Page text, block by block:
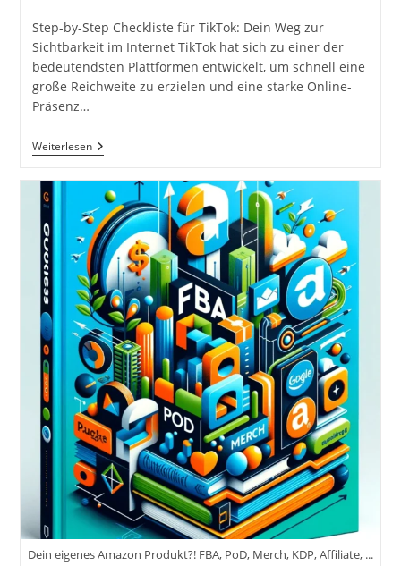
Step-by-Step Checkliste für TikTok: Dein Weg zur
Sichtbarkeit im Internet TikTok hat sich zu einer der
bedeutendsten Plattformen entwickelt, um schnell eine
große Reichweite zu erzielen und eine starke Online-
Präsenz…
WeiterlesenStep-
By-
Checkliste
Für
TikTok.
Wie
Werde
Ich
Im
Internet
Sichtbar?!
Dein eigenes Amazon Produkt?! FBA, PoD, Merch, KDP, Affiliate, ...